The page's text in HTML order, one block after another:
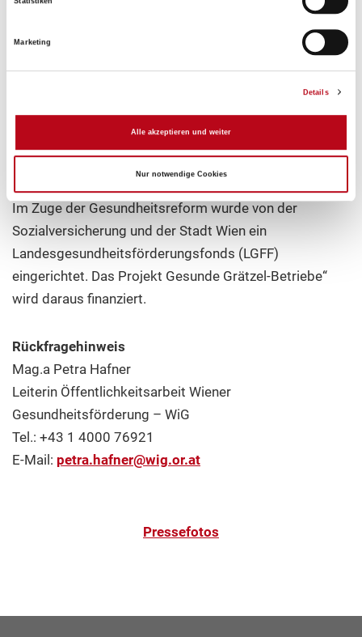
Marketing
Details
Alle akzeptieren und weiter
Nur notwendige Cookies
werden! Weitere Informationen finden Sie
Mit dem Projekt „Gesunde Grätzel-Betriebe“
unterstützt die Wiener Gesundheitsförderung – WiG
kleine Unternehmen dabei, ihre Stärken sichtbar zu
Im Zuge der Gesundheitsreform wurde von der
Sozialversicherung und der Stadt Wien ein
Landesgesundheitsförderungsfonds (LGFF)
eingerichtet. Das Projekt Gesunde Grätzel-Betriebe“
wird daraus finanziert.
Rückfragehinweis
Mag.a Petra Hafner
Leiterin Öffentlichkeitsarbeit Wiener
Gesundheitsförderung – WiG
Tel.: +43 1 4000 76921
E-Mail: petra.hafner@wig.or.at
Pressefotos